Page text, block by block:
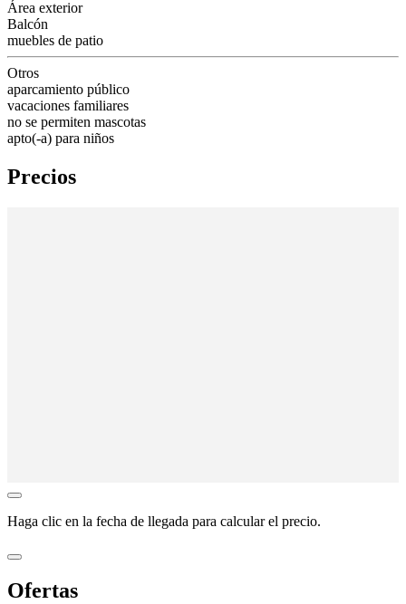
Área exterior
Balcón
muebles de patio
Otros
aparcamiento público
vacaciones familiares
no se permiten mascotas
apto(-a) para niños
Precios
Haga clic en la fecha de llegada para calcular el precio.
Ofertas